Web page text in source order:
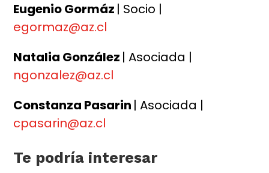
Eugenio Gormáz | Socio |
egormaz@az.cl
Natalia González | Asociada |
ngonzalez@az.cl
Constanza Pasarin | Asociada |
cpasarin@az.cl
Te podría interesar